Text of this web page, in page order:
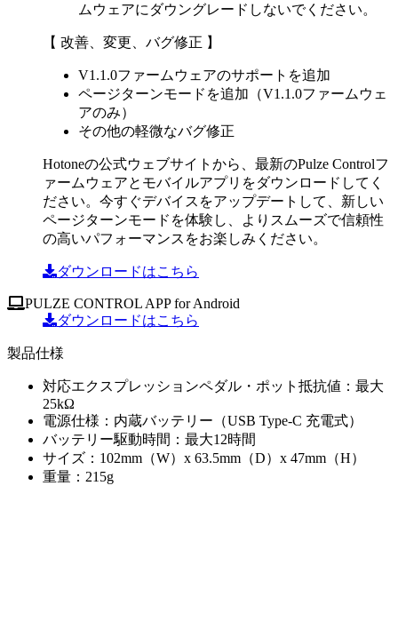
ムウェアにダウングレードしないでください。
【 改善、変更、バグ修正 】
V1.1.0ファームウェアのサポートを追加
ページターンモードを追加（V1.1.0ファームウェ
アのみ）
その他の軽微なバグ修正
Hotoneの公式ウェブサイトから、最新のPulze Controlフ
ァームウェアとモバイルアプリをダウンロードしてく
ださい。今すぐデバイスをアップデートして、新しい
ページターンモードを体験し、よりスムーズで信頼性
の高いパフォーマンスをお楽しみください。
ダウンロードはこちら
PULZE CONTROL APP for Android
ダウンロードはこちら
製品仕様
対応エクスプレッションペダル・ポット抵抗値：最大
25kΩ
電源仕様：内蔵バッテリー（USB Type-C 充電式）
バッテリー駆動時間：最大12時間
サイズ：102mm（W）x 63.5mm（D）x 47mm（H）
重量：215g